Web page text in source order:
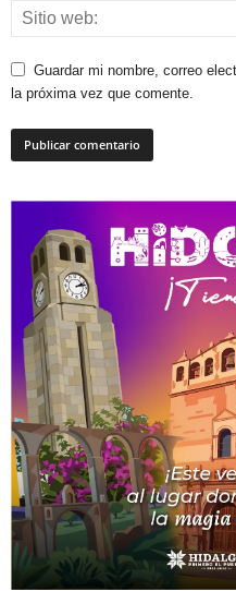
Guardar mi nombre, correo
la próxima vez que comente.